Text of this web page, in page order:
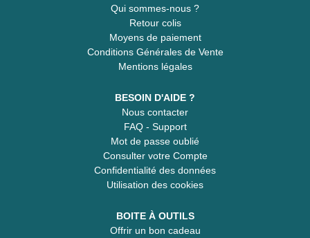
Qui sommes-nous ?
Retour colis
Moyens de paiement
Conditions Générales de Vente
Mentions légales
BESOIN D'AIDE ?
Nous contacter
FAQ - Support
Mot de passe oublié
Consulter votre Compte
Confidentialité des données
Utilisation des cookies
BOITE À OUTILS
Offrir un bon cadeau